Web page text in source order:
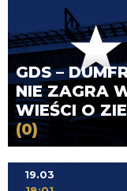
GDS –
NIE ZAGRA
WIEŚCI O
(0)
19.03